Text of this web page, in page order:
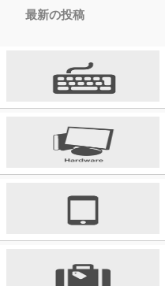
最新の投稿